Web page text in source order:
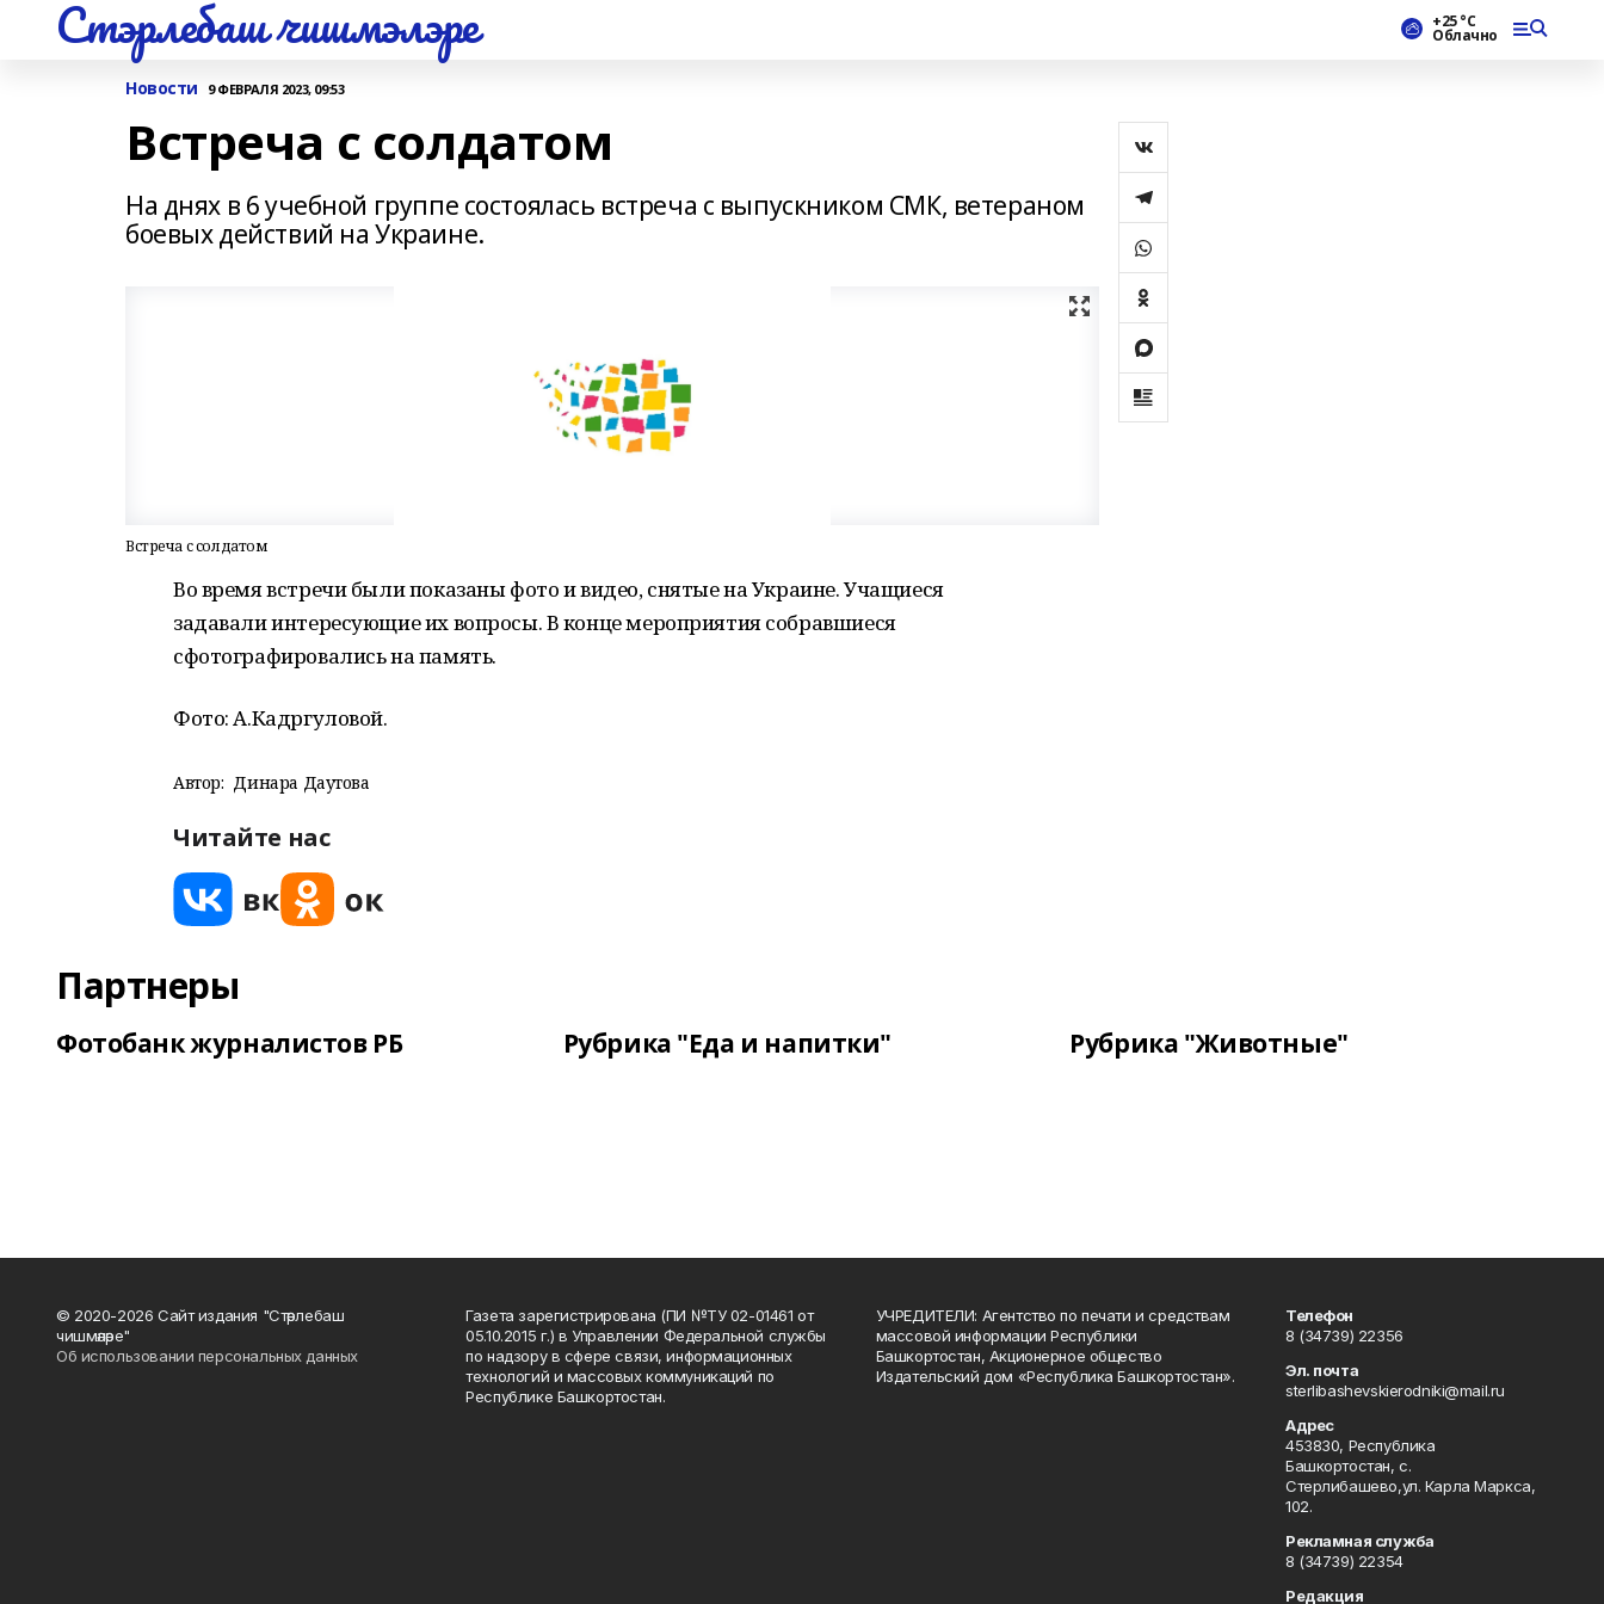
Стэрлебаш чишмэлэре +25 °С
Облачно
Новости 9 ФЕВРАЛЯ 2023, 09:53
Встреча с солдатом
На днях в 6 учебной группе состоялась встреча с выпускником СМК, ветераном
боевых действий на Украине.
Встреча с солдатом
Во время встречи были показаны фото и видео, снятые на Украине. Учащиеся
задавали интересующие их вопросы. В конце мероприятия собравшиеся
сфотографировались на память.
Фото: А.Кадргуловой.
Автор: Динара Даутова
Читайте нас
Партнеры
Фотобанк журналистов РБ Рубрика "Еда и напитки" Рубрика "Животные"
© 2020-2026 Сайт издания "Стәрлебаш
чишмәләре"
Об использовании персональных данных
Газета зарегистрирована (ПИ №ТУ 02-01461 от
05.10.2015 г.) в Управлении Федеральной службы
по надзору в сфере связи, информационных
технологий и массовых коммуникаций по
Республике Башкортостан.
УЧРЕДИТЕЛИ: Агентство по печати и средствам
массовой информации Республики
Башкортостан, Акционерное общество
Издательский дом «Республика Башкортостан».
Телефон
8 (34739) 22356
Эл. почта
sterlibashevskierodniki@mail.ru
Адрес
453830, Республика
Башкортостан, c.
Стерлибашево,ул. Карла Маркса,
102.
Рекламная служба
8 (34739) 22354
Редакция